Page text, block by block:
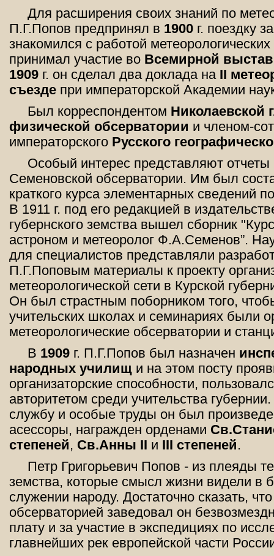
Для расширения своих знаний по
П.Г.Попов предпринял в 1900 г. поездку
знакомился с работой
принимал участие во Всемирной
1909 г. он сделал два доклада на II
съезде при императорской Академии
Был корреспондентом Николаевской
физической обсерватории и членом-
императорского Русского
Особый интерес представляют
Семеновской обсерватории. Им был
краткого курса элементарных сведений
В 1911 г. под его редакцией в
губернского земства вышел сборник
астроном и метеоролог Ф.А.Семенов”.
для специалистов представляли
П.Г.Поповым материалы к проекту
метеорологической сети в Курской
Он был страстным поборником того,
учительских школах и семинариях были
метеорологические обсерватории и
В 1909 г. П.Г.Попов был назначен
народных училищ и на этом посту
организаторские способности,
авторитетом среди учительства
службу и особые труды он был
асессоры, награжден орденами
степеней, Св.Анны II и III степеней.
Петр Григорьевич Попов - из плеяды
земства, которые смысл жизни видели в
служении народу. Достаточно сказать,
обсерваторией заведовал он
плату и за участие в экспедициях по
главнейших рек европейской части